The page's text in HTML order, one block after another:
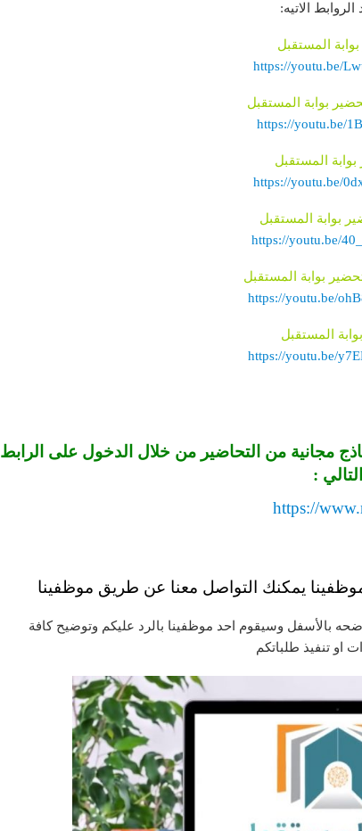
الاتيه:
المستقبل
https://youtu.be/
بوابة المستقبل
https://youtu.be/
المستقبل
https://youtu.be/
بوابة المستقبل
https://youtu.be/
بوابة المستقبل
https://youtu.be/
المستقبل
https://youtu.be/
مجانية من التحاضير من خلال الدخول على الرابط
التالي :
https://
يمكنك التواصل معنا عن طريق موظفينا
بالأسفل وسيقوم احد موظفينا بالرد عليكم وتوضيح كافة
او تنفيذ طلباتكم